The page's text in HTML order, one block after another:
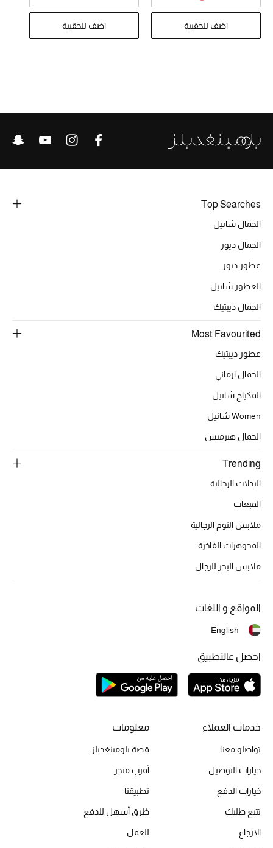
تشكيلة الأعراس
جميع الأحذية النسائية
جميع الإكسسورات النسائية
تسوقوا للنساء
الموسم الجديد
الحقائب النسائية
حقائب رجالية
حقائب الأطفال
أبرز الحقائب
الموسم الجديد
تشكيلة الأحذية
الأحذية الرجالية
أحذية للأطفال
أحذية مختارة
اضف للحقيبة اضف للحقيبة
Top Searches
الجمال شانيل
الجمال ديور
عطور ديور
العطور شانيل
الجمال ديبتيك
Most Favourited
عطور ديبتيك
الجمال ارماني
المكياج شانيل
Women شانيل
الجمال هيرميس
Trending
البدلات الرجالية
القبعات
ملابس النوم الرجالية
المجوهرات الفاخرة
ملابس البحر للرجال
خدمات العملاء
تواصلو معنا
خيارات التوصيل
خيارات الدفع
تتبع طلبك
الارجاع
معلومات
قصة بلومينغديلز
أقرب متجر
تطبيقنا
طُرق أسهل للدفع
للعمل
المواقع و اللغات
English
احصل عالتطبيق